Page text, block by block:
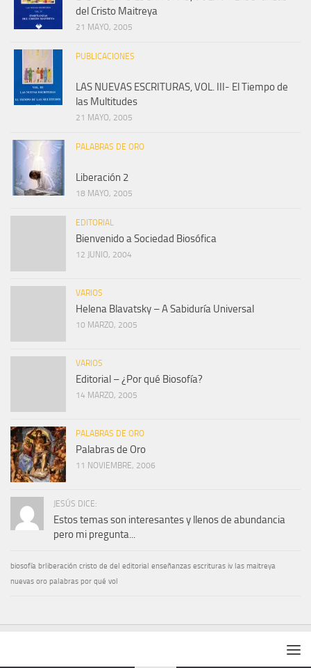
del Cristo Maitreya
21 MAYO, 2005
PUBLICACIONES
LAS NUEVAS ESCRITURAS, VOL. III- El Tiempo de
las Multitudes
21 MAYO, 2005
PALABRAS DE ORO
Liberación 2
18 MAYO, 2005
EDITORIAL
Bienvenido a Sociedad Biosófica
12 JUNIO, 2004
VARIOS
Helena Blavatsky – A Sabiduría Universal
10 MARZO, 2005
VARIOS
Editorial – ¿Por qué Biosofía?
14 MARZO, 2005
PALABRAS DE ORO
Palabras de Oro
11 NOVIEMBRE, 2006
JESÚS DICE:
Estos temas son interesantes y llenos de abundancia
pero mi pregunta...
biosofía brliberación cristo de del editorial enseñanzas escrituras iv las maitreya
nuevas oro palabras por qué vol